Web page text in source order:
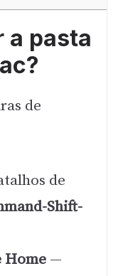
a pasta
de
de
Shift-
Home —